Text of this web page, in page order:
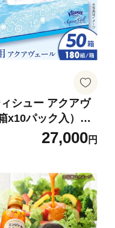
シュー アクアヴ
x10パック入）
ア株式会社】開成
ィッシュペーパー
用品 プレゼント ギ
27,000円